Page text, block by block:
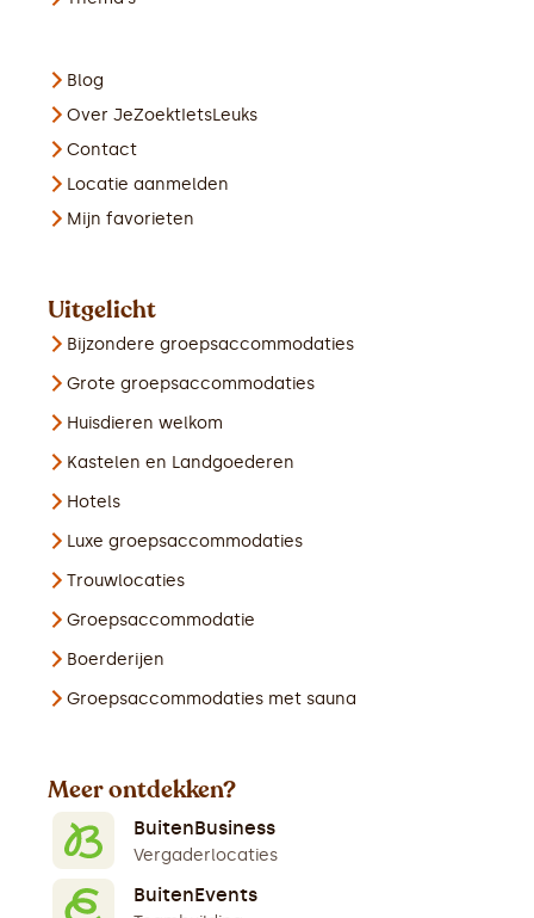
Blog
Over JeZoektIetsLeuks
Contact
Locatie aanmelden
Mijn favorieten
Uitgelicht
Bijzondere groepsaccommodaties
Grote groepsaccommodaties
Huisdieren welkom
Kastelen en Landgoederen
Hotels
Luxe groepsaccommodaties
Trouwlocaties
Groepsaccommodatie
Boerderijen
Groepsaccommodaties met sauna
Meer ontdekken?
BuitenBusiness
Vergaderlocaties
BuitenEvents